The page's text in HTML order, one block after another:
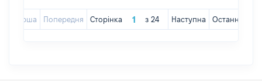
Перша Попередня Сторінка з 24 Наступна Остання